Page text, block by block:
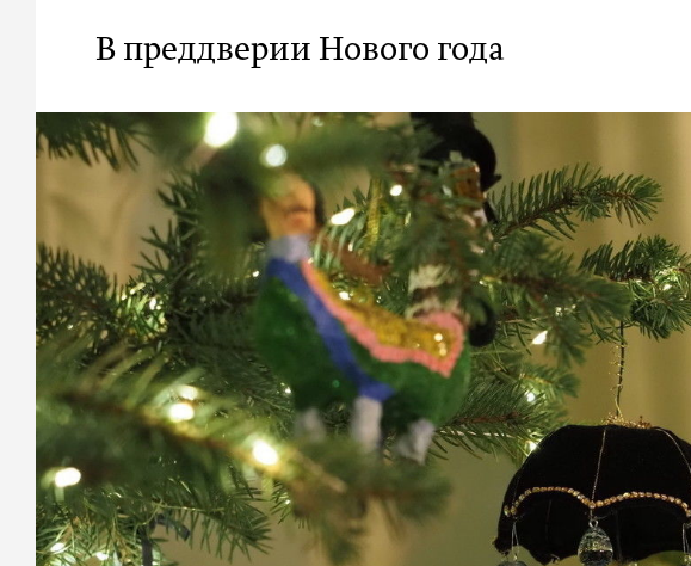
В преддверии Нового года